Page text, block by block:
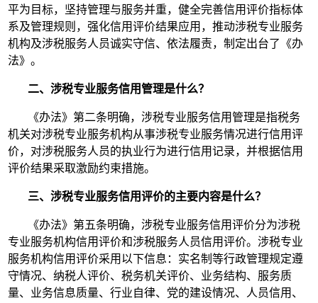
平为目标，坚持管理与服务并重，健全完善信用评价指标体
系及管理规则，强化信用评价结果应用，推动涉税专业服务
机构及涉税服务人员诚实守信、依法履责，制定出台了《办
法》。
二、涉税专业服务信用管理是什么？
《办法》第二条明确，涉税专业服务信用管理是指税务
机关对涉税专业服务机构从事涉税专业服务情况进行信用评
价，对涉税服务人员的执业行为进行信用记录，并根据信用
评价结果采取激励约束措施。
三、涉税专业服务信用评价的主要内容是什么？
《办法》第五条明确，涉税专业服务信用评价分为涉税
专业服务机构信用评价和涉税服务人员信用评价。涉税专业
服务机构信用评价采用以下信息：实名制等行政管理规定遵
守情况、纳税人评价、税务机关评价、业务结构、服务质
量、业务信息质量、行业自律、党的建设情况、人员信用、